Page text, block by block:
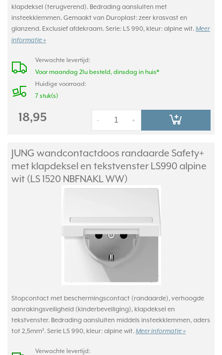
klapdeksel (terugverend). Bedrading aansluiten met
insteekklemmen. Gemaakt van Duroplast: zeer krasvast en
glanzend. Exclusief afdekraam. Serie: LS 990, kleur: alpine wit. Meer
informatie »
Verwachte levertijd:
Voor maandag 21u besteld, dinsdag in huis*
Huidige voorraad:
7 stuk(s)
18,95 +
-
JUNG wandcontactdoos randaarde Safety+
met klapdeksel en tekstvenster LS990 alpine
wit (LS 1520 NBFNAKL WW)
Stopcontact met beschermingscontact (randaarde), verhoogde
aanrakingsveiligheid (kinderbeveiliging), klapdeksel en
tekstvenster. Bedrading aansluiten middels insteekklemmen, aders
tot 2,5mm². Serie LS 990, kleur: alpine wit. Meer informatie »
Verwachte levertijd: